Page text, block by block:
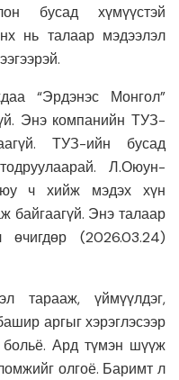
бусад хүмүүстэй
нь талаар мэдээлэл
“Эрдэнэс Монгол”
Энэ компанийн ТУЗ-
ТУЗ-ийн бусад
Л.Оюун-
ч хийж мэдэх хүн
байгаагүй. Энэ талаар
(2026.03.24)
тарааж, үймүүлдэг,
аргыг хэрэглэсээр
больё. Ард түмэн шүүж
олгоё. Баримт л